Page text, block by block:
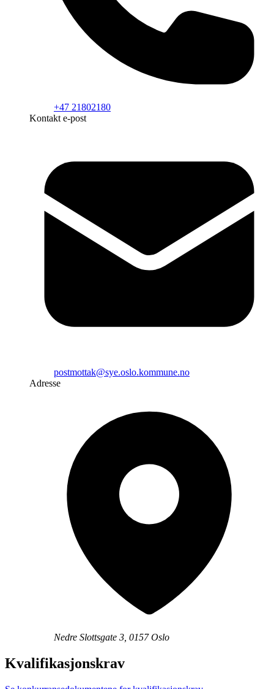
+47 21802180
Kontakt e-post
postmottak@sye.oslo.kommune.no
Adresse
Nedre Slottsgate 3, 0157 Oslo
Kvalifikasjonskrav